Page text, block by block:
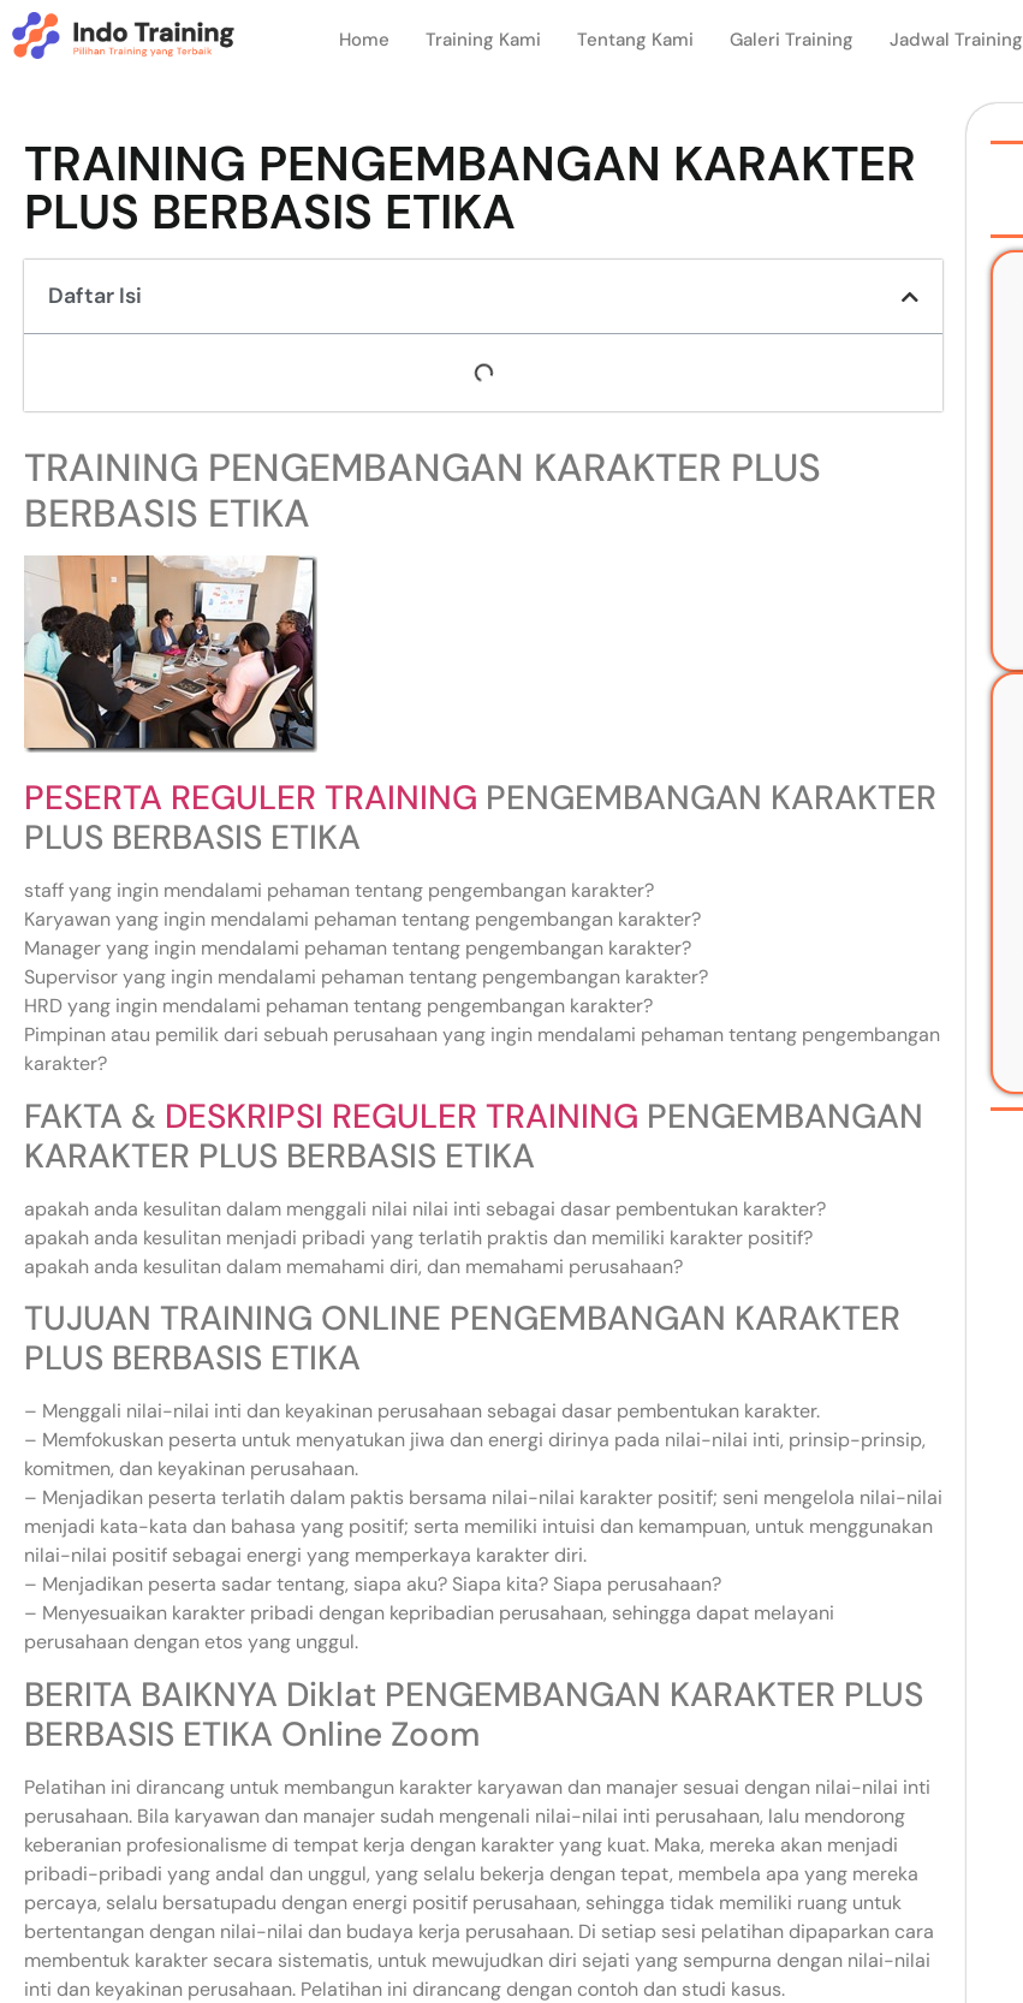
Home Training Kami Tentang Kami Galeri Training Jadwal Training
TRAINING PENGEMBANGAN KARAKTER
PLUS BERBASIS ETIKA
Daftar Isi
TRAINING PENGEMBANGAN KARAKTER PLUS
BERBASIS ETIKA
PESERTA REGULER TRAINING PENGEMBANGAN KARAKTER
PLUS BERBASIS ETIKA
staff yang ingin mendalami pehaman tentang pengembangan karakter?
Karyawan yang ingin mendalami pehaman tentang pengembangan karakter?
Manager yang ingin mendalami pehaman tentang pengembangan karakter?
Supervisor yang ingin mendalami pehaman tentang pengembangan karakter?
HRD yang ingin mendalami pehaman tentang pengembangan karakter?
Pimpinan atau pemilik dari sebuah perusahaan yang ingin mendalami pehaman tentang pengembangan
karakter?
FAKTA & DESKRIPSI REGULER TRAINING PENGEMBANGAN
KARAKTER PLUS BERBASIS ETIKA
apakah anda kesulitan dalam menggali nilai nilai inti sebagai dasar pembentukan karakter?
apakah anda kesulitan menjadi pribadi yang terlatih praktis dan memiliki karakter positif?
apakah anda kesulitan dalam memahami diri, dan memahami perusahaan?
TUJUAN TRAINING ONLINE PENGEMBANGAN KARAKTER
PLUS BERBASIS ETIKA
– Menggali nilai-nilai inti dan keyakinan perusahaan sebagai dasar pembentukan karakter.
– Memfokuskan peserta untuk menyatukan jiwa dan energi dirinya pada nilai-nilai inti, prinsip-prinsip,
komitmen, dan keyakinan perusahaan.
– Menjadikan peserta terlatih dalam paktis bersama nilai-nilai karakter positif; seni mengelola nilai-nilai
menjadi kata-kata dan bahasa yang positif; serta memiliki intuisi dan kemampuan, untuk menggunakan
nilai-nilai positif sebagai energi yang memperkaya karakter diri.
– Menjadikan peserta sadar tentang, siapa aku? Siapa kita? Siapa perusahaan?
– Menyesuaikan karakter pribadi dengan kepribadian perusahaan, sehingga dapat melayani
perusahaan dengan etos yang unggul.
BERITA BAIKNYA Diklat PENGEMBANGAN KARAKTER PLUS
BERBASIS ETIKA Online Zoom
Pelatihan ini dirancang untuk membangun karakter karyawan dan manajer sesuai dengan nilai-nilai inti
perusahaan. Bila karyawan dan manajer sudah mengenali nilai-nilai inti perusahaan, lalu mendorong
keberanian profesionalisme di tempat kerja dengan karakter yang kuat. Maka, mereka akan menjadi
pribadi-pribadi yang andal dan unggul, yang selalu bekerja dengan tepat, membela apa yang mereka
percaya, selalu bersatupadu dengan energi positif perusahaan, sehingga tidak memiliki ruang untuk
bertentangan dengan nilai-nilai dan budaya kerja perusahaan. Di setiap sesi pelatihan dipaparkan cara
membentuk karakter secara sistematis, untuk mewujudkan diri sejati yang sempurna dengan nilai-nilai
inti dan keyakinan perusahaan. Pelatihan ini dirancang dengan contoh dan studi kasus.